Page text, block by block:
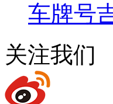
车牌号
关注我们